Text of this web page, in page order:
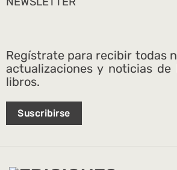
Regístrate para recibir todas
actualizaciones y noticias de
libros.
Suscribirse